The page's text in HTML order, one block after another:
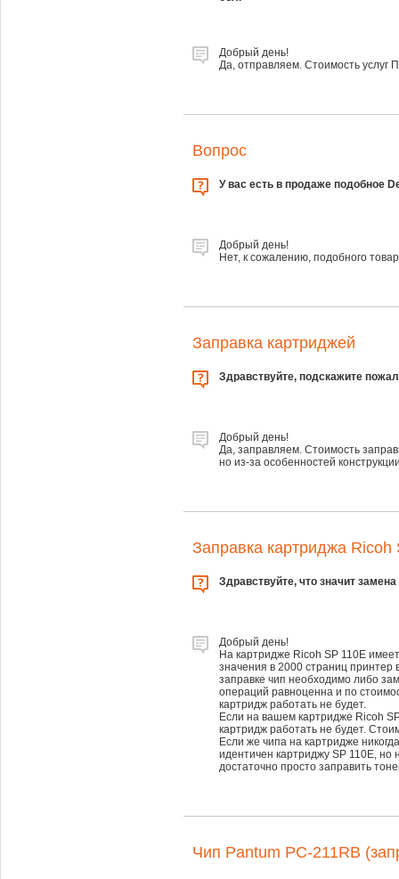
Добрый день!
Да, отправляем. Стоимость услуг
Вопрос
У вас есть в продаже подобное
Добрый день!
Нет, к сожалению, подобного
Заправка картриджей
Здравствуйте, подскажите
Добрый день!
Да, заправляем. Стоимость
но из-за особенностей
Заправка картриджа Ricoh
Здравствуйте, что значит
Добрый день!
На картридже Ricoh SP 110E
значения в 2000 страниц
заправке чип необходимо либо
операций равноценна и по
картридж работать не будет.
Если на вашем картридже Ricoh SP
картридж работать не будет.
Если же чипа на картридже
идентичен картриджу SP 110E, но
достаточно просто заправить
Чип Pantum PC-211RB